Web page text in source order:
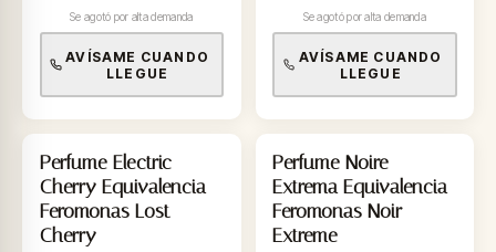
Se agotó por alta demanda
AVÍSAME CUANDO
LLEGUE
Se agotó por alta demanda
AVÍSAME CUANDO
LLEGUE
-40%
Perfume Electric
Cherry Equivalencia
Feromonas Lost
Cherry
-40%
Perfume Noire
Extrema Equivalencia
Feromonas Noir
Extreme